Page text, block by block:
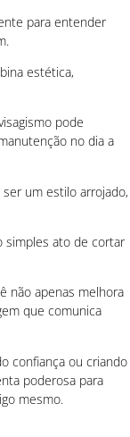
para entender
estética,
pode
no dia a
um estilo arrojado,
simples ato de cortar
não apenas melhora
que comunica
confiança ou criando
poderosa para
mesmo.